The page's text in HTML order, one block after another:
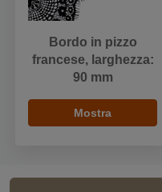
Bordo in pizzo
francese, larghezza:
90 mm
Mostra